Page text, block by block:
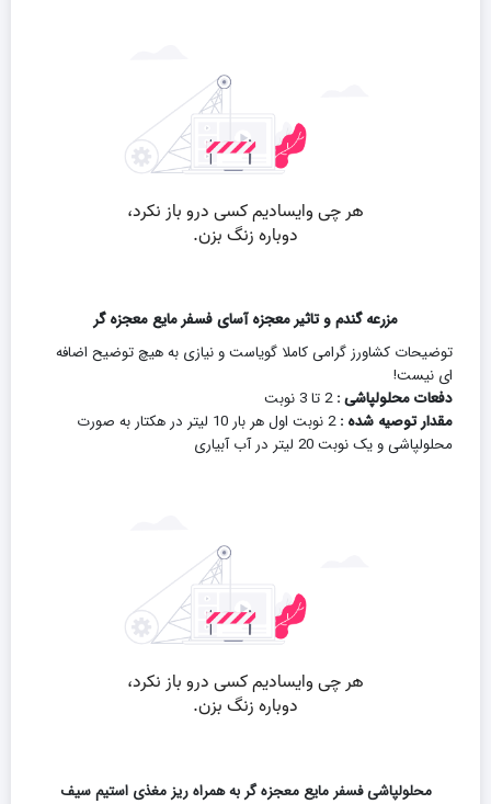
مزرعه گندم و تاثیر معجزه آسای فسفر مایع معجزه گر
توضیحات کشاورز گرامی کاملا گویاست و نیازی به هیچ توضیح اضافه
ای نیست!
دفعات محلولپاشی :2 تا 3 نوبت
مقدار توصیه شده :
2 نوبت اول هر بار 10 لیتر در هکتار به صورت
محلولپاشی و یک نوبت 20 لیتر در آب آبیاری
محلولپاشی فسفر مایع معجزه گر به همراه ریز مغذی استیم سیف